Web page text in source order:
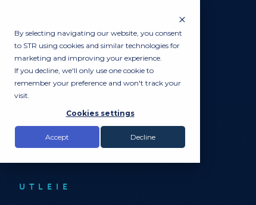
By selecting navigating our website, you consent
to STR using cookies and similar technologies for
marketing and improving your experience.
If you decline, we'll only use one cookie to
remember your preference and won't track your
visit.
Cookies settings
Accept Decline
UTLEIE